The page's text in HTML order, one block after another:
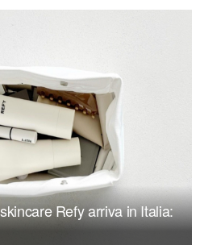
Refy arriva in Italia: